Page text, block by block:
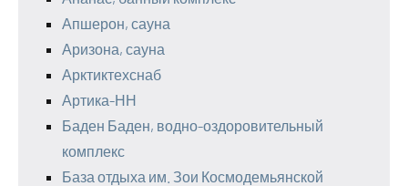
Апшерон, сауна
Аризона, сауна
Арктиктехснаб
Артика-НН
Баден Баден, водно-оздоровительный
комплекс
База отдыха им. Зои Космодемьянской